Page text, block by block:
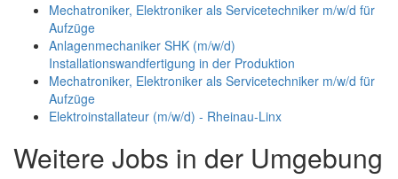
Mechatroniker, Elektroniker als Servicetechniker m/w/d für
Aufzüge
Anlagenmechaniker SHK (m/w/d)
Installationswandfertigung in der Produktion
Mechatroniker, Elektroniker als Servicetechniker m/w/d für
Aufzüge
Elektroinstallateur (m/w/d) - Rheinau-Linx
Weitere Jobs in der Umgebung